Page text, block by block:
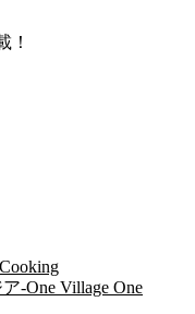
！
-One Village One